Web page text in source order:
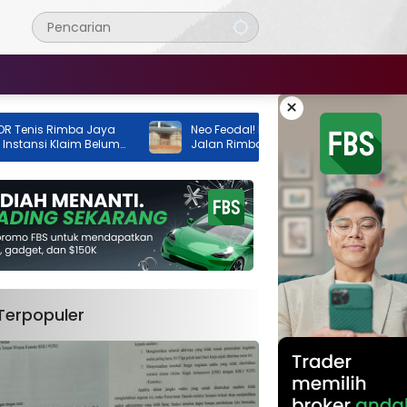
×
Jaya
Belum
Neo Feodal! Proyek Lapangan Tenis di
Jalan Rimba Jaya Berani Berdiri Tanpa
Izin, Pemilik Malah Pamer Progres 70